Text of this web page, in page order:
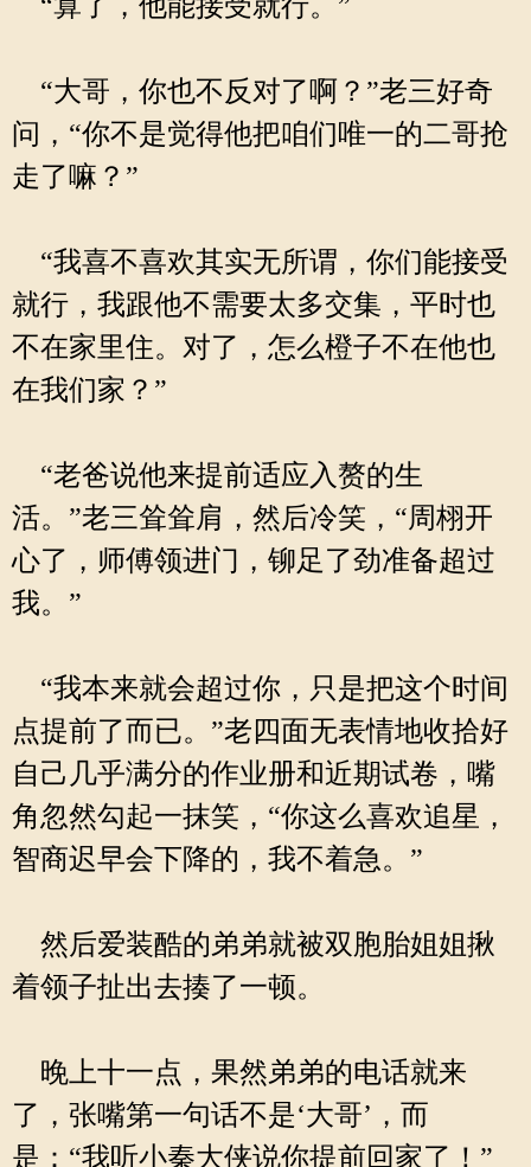
“大哥，你也不反对了啊？”老三好奇
问，“你不是觉得他把咱们唯一的二哥抢
走了嘛？”
“我喜不喜欢其实无所谓，你们能接受
就行，我跟他不需要太多交集，平时也
不在家里住。对了，怎么橙子不在他也
在我们家？”
“老爸说他来提前适应入赘的生
活。”老三耸耸肩，然后冷笑，“周栩开
心了，师傅领进门，铆足了劲准备超过
我。”
“我本来就会超过你，只是把这个时间
点提前了而已。”老四面无表情地收拾好
自己几乎满分的作业册和近期试卷，嘴
角忽然勾起一抹笑，“你这么喜欢追星，
智商迟早会下降的，我不着急。”
然后爱装酷的弟弟就被双胞胎姐姐揪
着领子扯出去揍了一顿。
晚上十一点，果然弟弟的电话就来
了，张嘴第一句话不是‘大哥’，而
是：“我听小秦大侠说你提前回家了！”